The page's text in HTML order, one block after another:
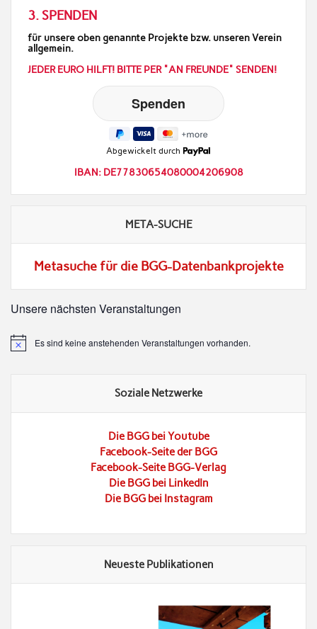
3. SPENDEN
für unsere oben genannte Projekte bzw. unseren Verein
allgemein.
JEDER EURO HILFT! BITTE PER "AN FREUNDE" SENDEN!
Abgewickelt durch
IBAN: DE77830654080004206908
META-SUCHE
Metasuche für die BGG-Datenbankprojekte
Unsere nächsten Veranstaltungen
HinweisEs sind keine anstehenden Veranstaltungen vorhanden.
Soziale Netzwerke
Die BGG bei Youtube
Facebook-Seite der BGG
Facebook-Seite BGG-Verlag
Die BGG bei LinkedIn
Die BGG bei Instagram
Neueste Publikationen